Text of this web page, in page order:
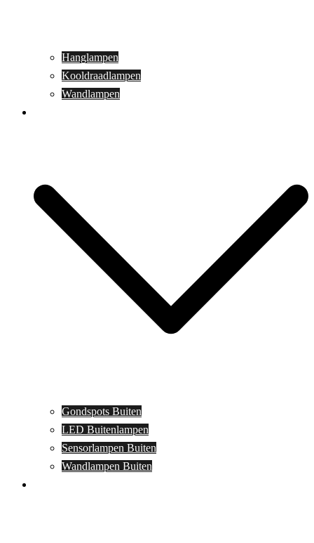
Hanglampen
Kooldraadlampen
Wandlampen
Gondspots Buiten
LED Buitenlampen
Sensorlampen Buiten
Wandlampen Buiten